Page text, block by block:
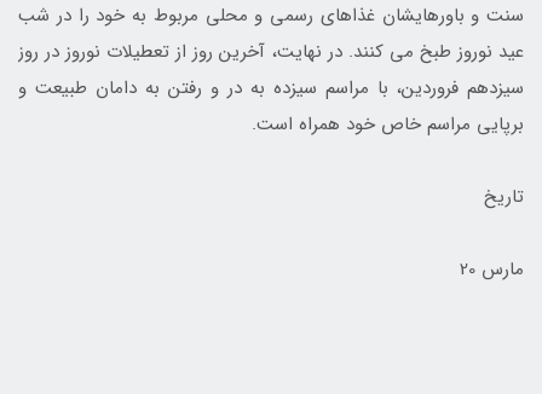
سنت و باورهایشان غذاهای رسمی و محلی مربوط به خود را در شب
عید نوروز طبخ می‌ کنند. در نهایت، آخرین روز از تعطیلات نوروز در روز
سیزدهم فروردین، با مراسم سیزده ‌به ‌در و رفتن به دامان طبیعت و
برپایی مراسم خاص خود همراه است.
تاریخ
مارس 20